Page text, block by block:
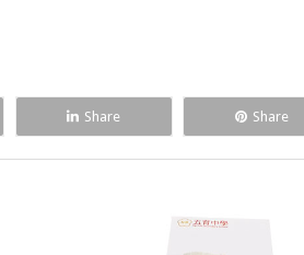
Share Share